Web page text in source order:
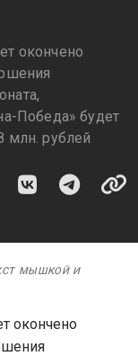
окончено
Победа» будет
млн. рублей
МЫШКОЙ И
окончено